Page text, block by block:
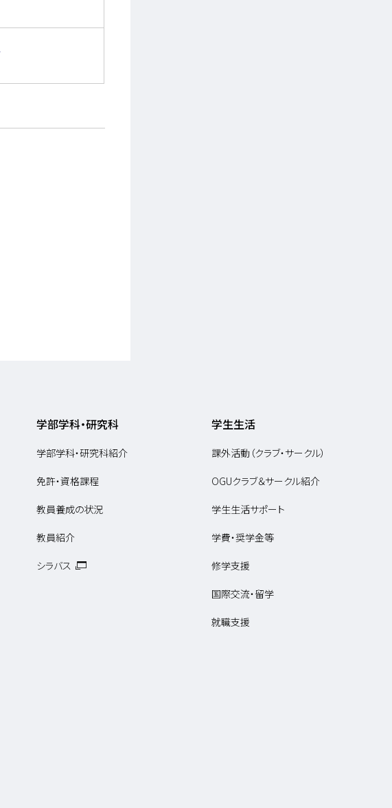
学部学科・研究科
学部学科・研究科紹介
免許・資格課程
教員養成の状況
教員紹介
シラバス
学生生活
課外活動（クラブ・サークル）
OGUクラブ＆サークル紹介
学生生活サポート
学費・奨学金等
修学支援
国際交流・留学
就職支援